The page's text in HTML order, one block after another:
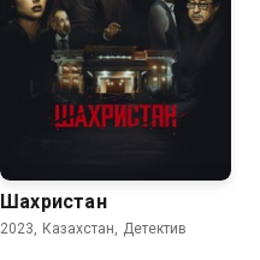
Шахристан
2023, Казахстан, Детектив